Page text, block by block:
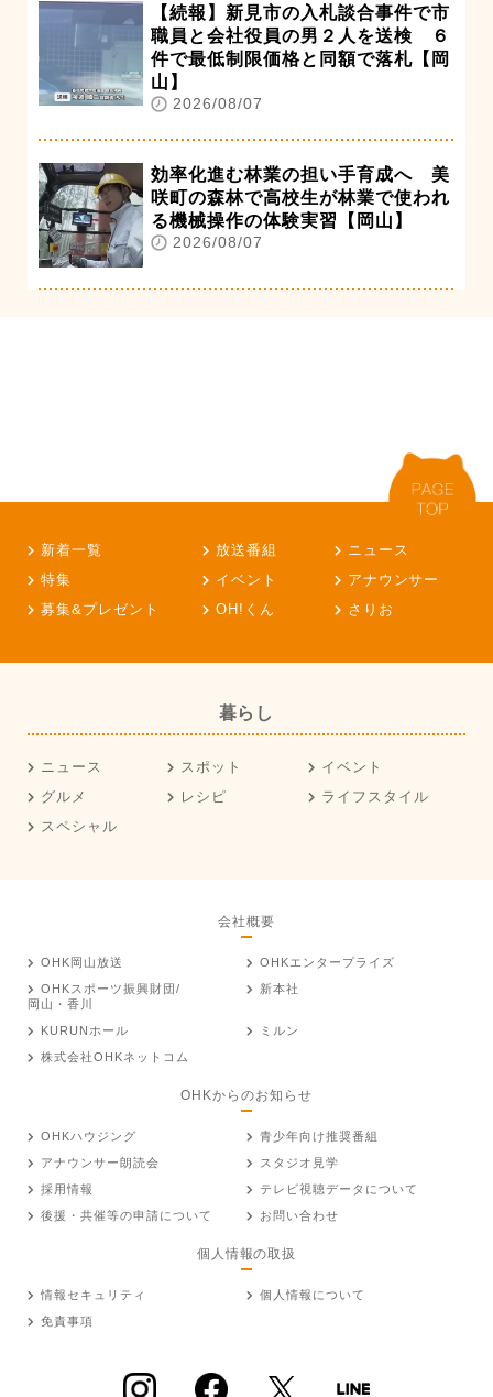
【続報】新見市の入札談合事件で市
職員と会社役員の男２人を送検 ６
件で最低制限価格と同額で落札【岡
山】
2026/08/07
効率化進む林業の担い手育成へ 美
咲町の森林で高校生が林業で使われ
る機械操作の体験実習【岡山】
2026/08/07
新着一覧 放送番組
ニュース
特集
イベント
アナウンサー
募集&プレゼント
OH!くん さりお
暮らし
ニュース スポット
イベント
グルメ
レシピ
ライフスタイル
スペシャル
会社概要
OHK岡山放送
OHKエンタープライズ
OHKスポーツ振興財団/
岡山・香川
新本社
KURUNホール
ミルン
株式会社OHKネットコム
OHKからのお知らせ
OHKハウジング
青少年向け推奨番組
アナウンサー朗読会
スタジオ見学
採用情報
テレビ視聴データについて
後援・共催等の申請について
お問い合わせ
個人情報の取扱
情報セキュリティ
個人情報について
免責事項